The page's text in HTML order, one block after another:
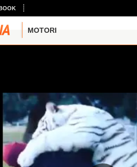
MOTORI